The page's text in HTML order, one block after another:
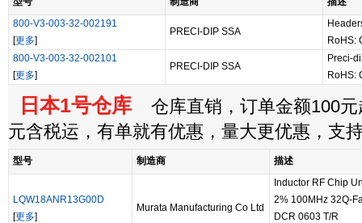
800-V3-003-32-002191
[更多]
PRECI-DIP SSA
RoHS:
800-V3-003-32-002101
[更多]
PRECI-DIP SSA
Preci-
RoHS:
日本1号仓库 仓库直销，订单金额100元
元含税运，有单就有优惠，量大更优惠，支
型号 制造商 描述
LQW18ANR13G00D
[更多]
Murata Manufacturing Co Ltd
Inductor RF Chip
2% 100MHz 32Q-
DCR 0603 T/R